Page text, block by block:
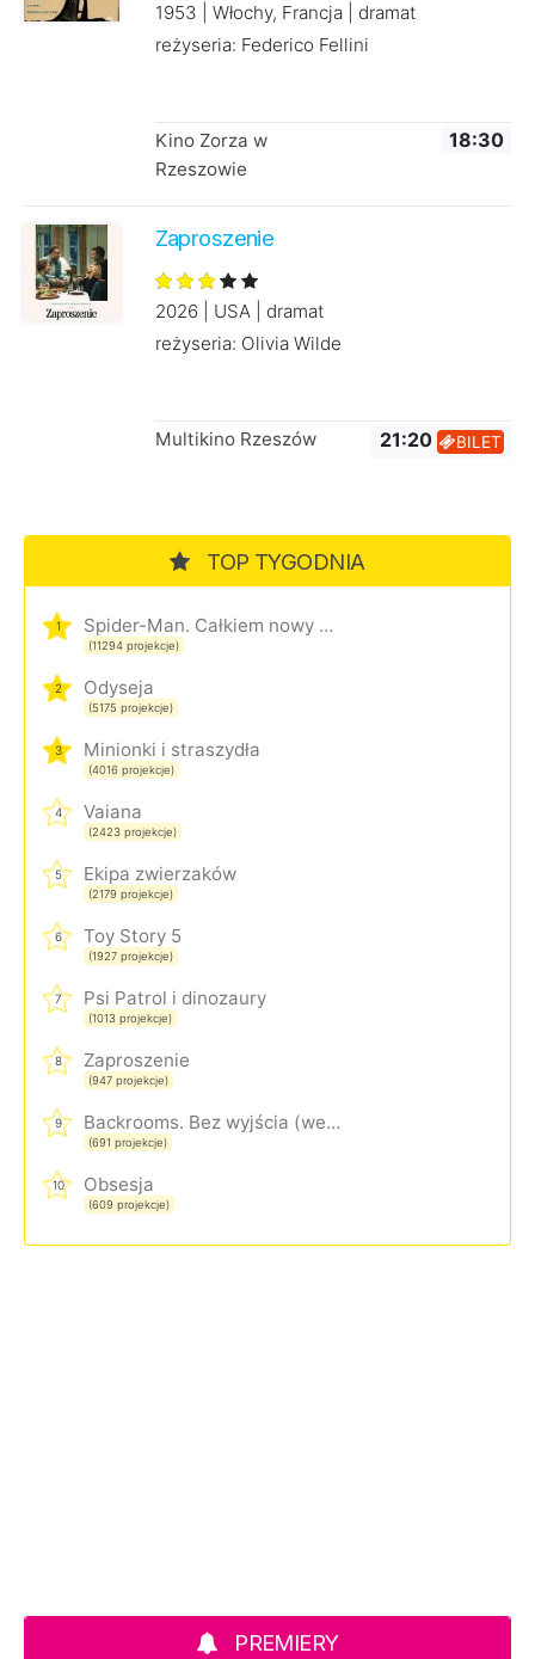
1953 | Włochy, Francja | dramat
reżyseria: Federico Fellini
Kino Zorza w
Rzeszowie
18:30
Zaproszenie
2026 | USA | dramat
reżyseria: Olivia Wilde
Multikino Rzeszów 21:20 BILET
TOP TYGODNIA
1 Spider-Man. Całkiem nowy dzień
(11294 projekcje)
2 Odyseja
(5175 projekcje)
3 Minionki i straszydła
(4016 projekcje)
4 Vaiana
(2423 projekcje)
5 Ekipa zwierzaków
(2179 projekcje)
6 Toy Story 5
(1927 projekcje)
7 Psi Patrol i dinozaury
(1013 projekcje)
8 Zaproszenie
(947 projekcje)
9 Backrooms. Bez wyjścia (wersja rozszerzona)
(691 projekcje)
10 Obsesja
(609 projekcje)
PREMIERY